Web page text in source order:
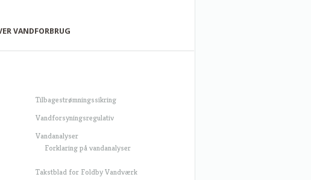
VANDFORBRUG
Tilbagestrømningssikring
Vandforsyningsregulativ
Vandanalyser
Forklaring på vandanalyser
Takstblad for Foldby Vandværk